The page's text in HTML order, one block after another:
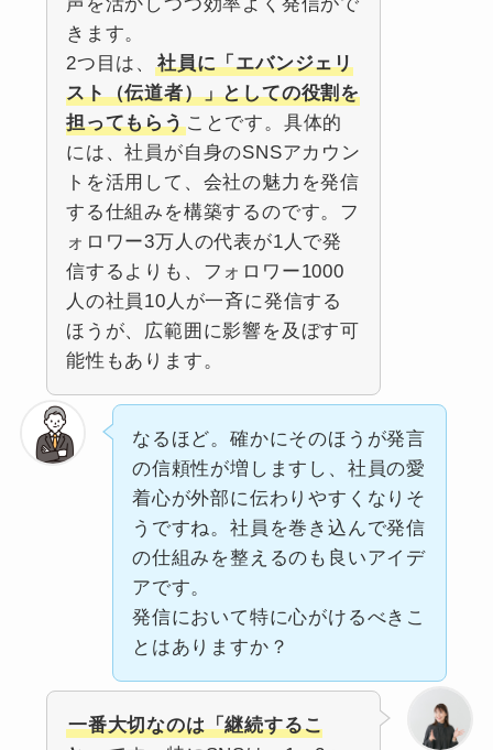
きます。
2つ目は、
社員に「エバンジェリ
スト（伝道者）」としての役割を
担ってもらうことです。具体的
には、社員が自身のSNSアカウン
トを活用して、会社の魅力を発信
する仕組みを構築するのです。フ
ォロワー3万人の代表が1人で発
信するよりも、フォロワー1000
人の社員10人が一斉に発信する
ほうが、広範囲に影響を及ぼす可
能性もあります。
なるほど。確かにそのほうが発言
の信頼性が増しますし、社員の愛
着心が外部に伝わりやすくなりそ
うですね。社員を巻き込んで発信
の仕組みを整えるのも良いアイデ
アです。
発信において特に心がけるべきこ
とはありますか？
一番大切なのは「継続するこ